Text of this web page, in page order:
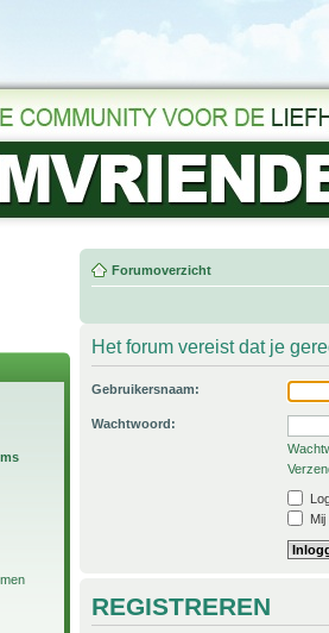
Forumoverzicht
Het forum vereist dat je
Gebruikersnaam:
Wachtwoord:
REGISTREREN